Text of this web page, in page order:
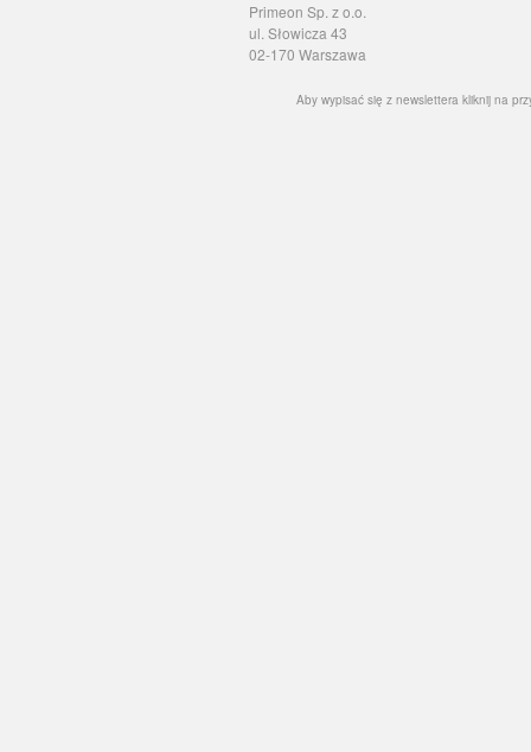
Primeon Sp. z o.o.
ul. Słowicza 43
02-170 Warszawa
Aby wypisać się z newslettera kliknij na